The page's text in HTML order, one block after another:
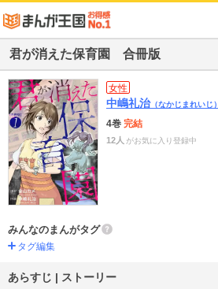
君が消えた保育園 合冊版
女性
中嶋礼治（なかじまれいじ）
4巻 完結
12人 がお気に入り登録中
みんなのまんがタグ
タグ編集
あらすじ | ストーリー